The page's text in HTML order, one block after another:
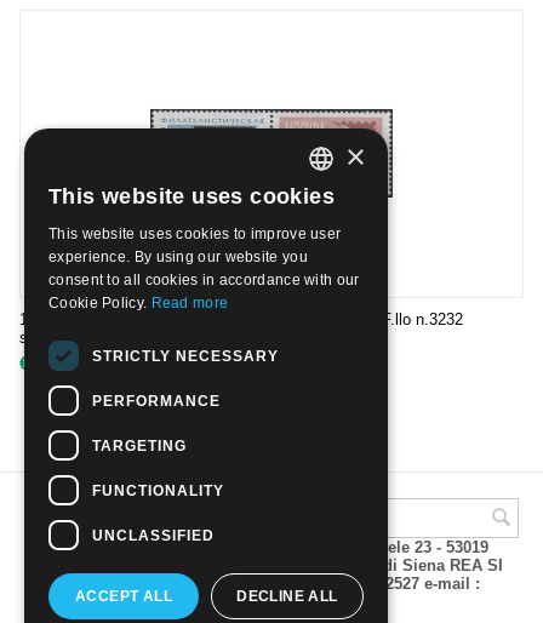
1967 - Esp. fil. e 50° anniversario della Rivoluzione F.llo n.3232
sopr.Usato
€ 2.00
A.M.Phil di Andrea Mulinacci P.za V. Emanuele 23 - 53019
VAGLIAGLI (Siena) P.IVA 00815490529 CCIAA di Siena REA SI
93025 Tel 0577 321001 - Fax 0577 321800/322527 e-mail :
info@amphil.it
ITALIAN
ENGLISH
×
This website uses cookies
This website uses cookies to improve user
experience. By using our website you
consent to all cookies in accordance with our
Cookie Policy. Read more
STRICTLY NECESSARY
PERFORMANCE
TARGETING
FUNCTIONALITY
UNCLASSIFIED
ACCEPT ALL DECLINE ALL